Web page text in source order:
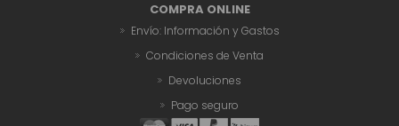
COMPRA ONLINE
Envío: Información y Gastos
Condiciones de Venta
Devoluciones
Pago seguro